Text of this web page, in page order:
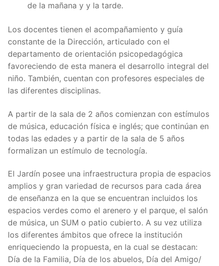
de la mañana y y la tarde.
Los docentes tienen el acompañamiento y guía
constante de la Dirección, articulado con el
departamento de orientación psicopedagógica
favoreciendo de esta manera el desarrollo integral del
niño. También, cuentan con profesores especiales de
las diferentes disciplinas.
A partir de la sala de 2 años comienzan con estímulos
de música, educación física e inglés; que continúan en
todas las edades y a partir de la sala de 5 años
formalizan un estímulo de tecnología.
El Jardín posee una infraestructura propia de espacios
amplios y gran variedad de recursos para cada área
de enseñanza en la que se encuentran incluidos los
espacios verdes como el arenero y el parque, el salón
de música, un SUM o patio cubierto. A su vez utiliza
los diferentes ámbitos que ofrece la institución
enriqueciendo la propuesta, en la cual se destacan:
Día de la Familia, Día de los abuelos, Día del Amigo/